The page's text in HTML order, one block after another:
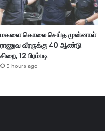
மகளை கொலை செய்த முன்னாள்
ராணுவ வீரருக்கு 40 ஆண்டு
சிறை, 12 பிரம்படி
5 hours ago